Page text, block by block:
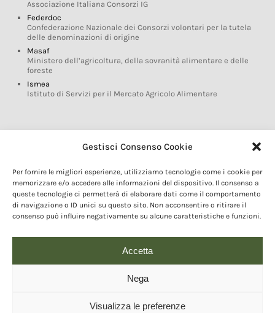
Gestisci Consenso Cookie
Per fornire le migliori esperienze, utilizziamo tecnologie come i cookie per
memorizzare e/o accedere alle informazioni del dispositivo. Il consenso a
queste tecnologie ci permetterà di elaborare dati come il comportamento
di navigazione o ID unici su questo sito. Non acconsentire o ritirare il
consenso può influire negativamente su alcune caratteristiche e funzioni.
Accetta
Nega
Visualizza le preferenze
Associazione Italiana Consorzi IG
Federdoc
Confederazione Nazionale dei Consorzi volontari per la tutela
delle denominazioni di origine
Masaf
Ministero dell’agricoltura, della sovranità alimentare e delle
foreste
Ismea
Istituto di Servizi per il Mercato Agricolo Alimentare
Glossario DOP IGP
Marchi DOP IGP
Normativa prodotti DOP IGP
Consorzi di Tutela
Farm To Fork e prodotti DOP IGP